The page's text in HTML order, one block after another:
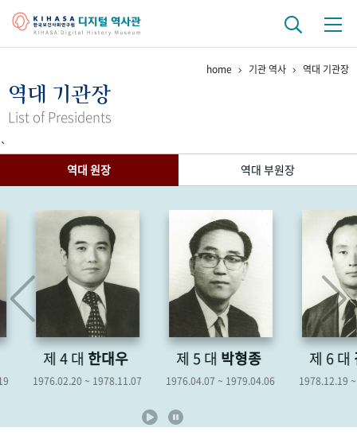
걸어온 길 기관 변천사
연구 역사
정책과 연구 키워드로 보는 연구 역사
연구자들
기록물 아카이브
사진 아카이브 문서 기록물 행정박물 영상 기록물
+1주년 기념
성과 50선 숫자로 보는 50년 50+1주년 광장
세계와 함께 한 KIHASA
home 기관 역사 역대 기관장
역대 기관장
List of Presidents
`
역대 원장
역대 부원장
제 4 대한대우
1976.02.20 ~ 1978.11.07
제 5 대박형종
1976.04.07 ~ 1979.04.06
제 6 대김
1978.12.19 ~